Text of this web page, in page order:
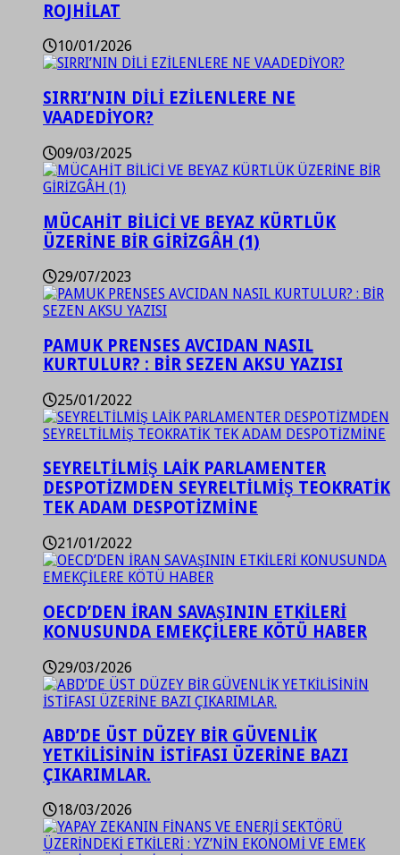
ROJHİLAT
10/01/2026
SIRRI’NIN DİLİ EZİLENLERE NE
VAADEDİYOR?
09/03/2025
MÜCAHİT BİLİCİ VE BEYAZ KÜRTLÜK
ÜZERİNE BİR GİRİZGÂH (1)
29/07/2023
PAMUK PRENSES AVCIDAN NASIL
KURTULUR? : BİR SEZEN AKSU YAZISI
25/01/2022
SEYRELTİLMİŞ LAİK PARLAMENTER
DESPOTİZMDEN SEYRELTİLMİŞ TEOKRATİK
TEK ADAM DESPOTİZMİNE
21/01/2022
OECD’DEN İRAN SAVAŞININ ETKİLERİ
KONUSUNDA EMEKÇİLERE KÖTÜ HABER
29/03/2026
ABD’DE ÜST DÜZEY BİR GÜVENLİK
YETKİLİSİNİN İSTİFASI ÜZERİNE BAZI
ÇIKARIMLAR.
18/03/2026